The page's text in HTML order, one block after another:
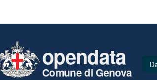
opendata
Comune di Genova